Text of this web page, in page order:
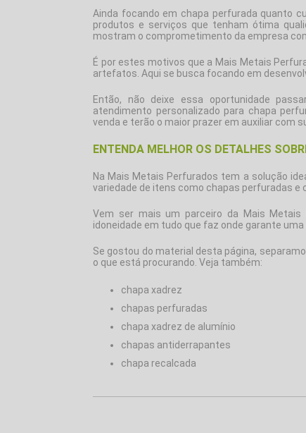
Ainda focando em chapa perfurada quanto
produtos e serviços que tenham ótima
mostram o comprometimento da empresa
É por estes motivos que a Mais Metais
artefatos. Aqui se busca focando em
Então, não deixe essa oportunidade
atendimento personalizado para chapa
venda e terão o maior prazer em auxiliar com
ENTENDA MELHOR OS DETALHES
Na Mais Metais Perfurados tem a solução
variedade de itens como chapas perfuradas e
Vem ser mais um parceiro da Mais
idoneidade em tudo que faz onde garante
Se gostou do material desta página,
o que está procurando. Veja também:
chapa xadrez
chapas perfuradas
chapa xadrez de alumínio
chapas antiderrapantes
chapa recalcada